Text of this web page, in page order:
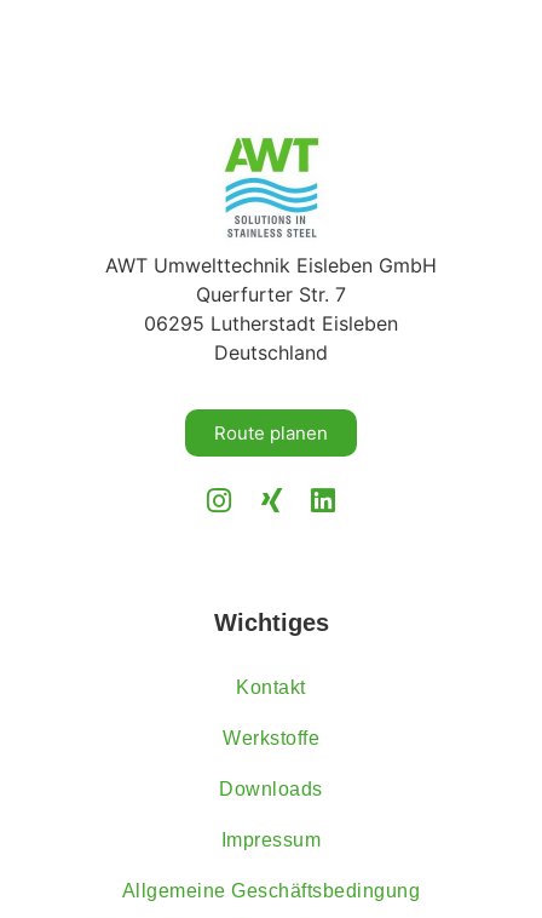
AWT Umwelttechnik Eisleben GmbH
Querfurter Str. 7
06295 Lutherstadt Eisleben
Deutschland
Route planen
Wichtiges
Kontakt
Werkstoffe
Downloads
Impressum
Allgemeine Geschäftsbedingung